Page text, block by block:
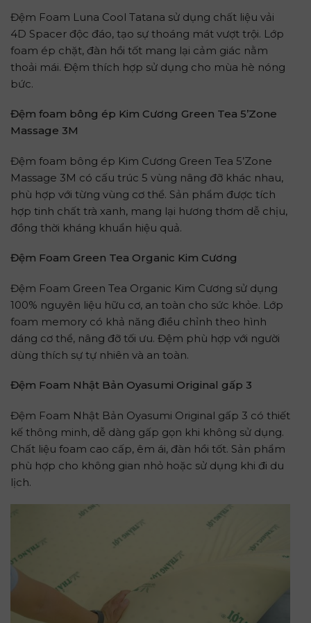
Đệm Foam Luna Cool Tatana sử dụng chất liệu vải
4D Spacer độc đáo, tạo sự thoáng mát vượt trội. Lớp
foam ép chặt, đàn hồi tốt mang lại cảm giác nằm
thoải mái. Đệm thích hợp sử dụng cho mùa hè nóng
bức.
Đệm foam bông ép Kim Cương Green Tea 5’Zone
Massage 3M
Đệm foam bông ép Kim Cương Green Tea 5’Zone
Massage 3M có cấu trúc 5 vùng nâng đỡ khác nhau,
phù hợp với từng vùng cơ thể. Sản phẩm được tích
hợp tinh chất trà xanh, mang lại hương thơm dễ chịu,
đồng thời kháng khuẩn hiệu quả.
Đệm Foam Green Tea Organic Kim Cương
Đệm Foam Green Tea Organic Kim Cương sử dụng
100% nguyên liệu hữu cơ, an toàn cho sức khỏe. Lớp
foam memory có khả năng điều chỉnh theo hình
dáng cơ thể, nâng đỡ tối ưu. Đệm phù hợp với người
dùng thích sự tự nhiên và an toàn.
Đệm Foam Nhật Bản Oyasumi Original gấp 3
Đệm Foam Nhật Bản Oyasumi Original gấp 3 có thiết
kế thông minh, dễ dàng gấp gọn khi không sử dụng.
Chất liệu foam cao cấp, êm ái, đàn hồi tốt. Sản phẩm
phù hợp cho không gian nhỏ hoặc sử dụng khi đi du
lịch.